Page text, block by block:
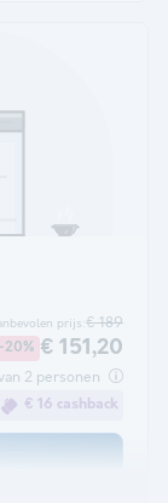
prijs:€ 189
-20% € 151,20
2 personen
€ 16 cashback